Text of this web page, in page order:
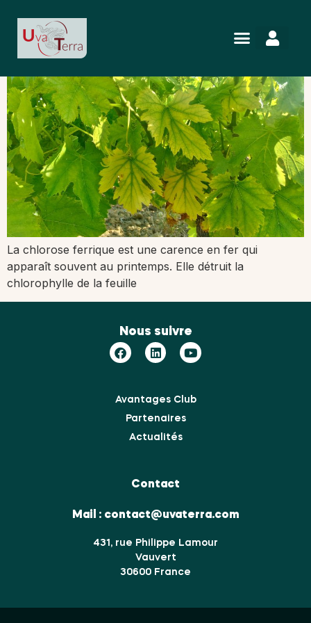
La chlorose ferrique
La chlorose ferrique est une carence en fer qui
apparaît souvent au printemps. Elle détruit la
chlorophylle de la feuille
Nous suivre
Avantages Club
Partenaires
Actualités
Contact
Mail : contact@uvaterra.com
431, rue Philippe Lamour
Vauvert
30600 France